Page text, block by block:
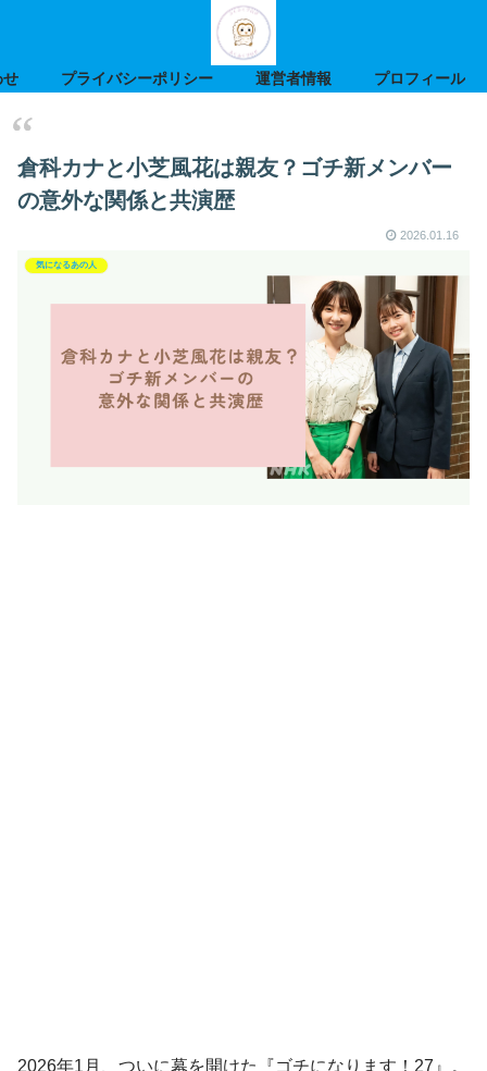
せ プライバシーポリシー 運営者情報 プロフィール
倉科カナと小芝風花は親友？ゴチ新メンバー
の意外な関係と共演歴
2026.01.16
気になるあの人
2026年1月、ついに幕を開けた『ゴチになります！27』。